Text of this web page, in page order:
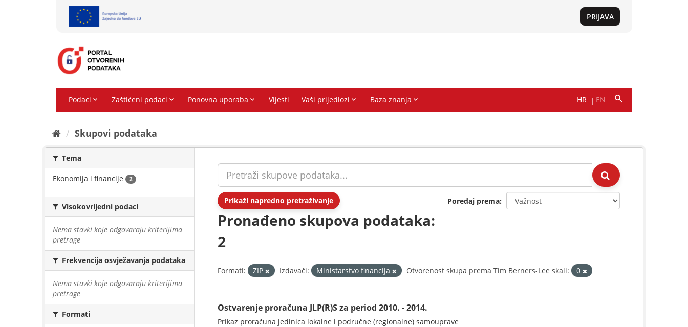
Skupovi podаtаkа
Tema
Ekonomija i financije 2
Visokovrijedni podaci
Nema stavki koje odgovaraju kriterijima
pretrage
Frekvencija osvježavanja podataka
Nema stavki koje odgovaraju kriterijima
pretrage
Formati
Prikaži napredno pretraživanje Poredaj prema
Pronađeno skupova podataka:
2
Formati: ZIP Izdavači: Ministarstvo financija Otvorenost skupa prema Tim Berners-Lee skali: 0
Ostvarenje proračuna JLP(R)S za period 2010. - 2014.
Prikaz proračuna jedinica lokalne i područne (regionalne) samouprave